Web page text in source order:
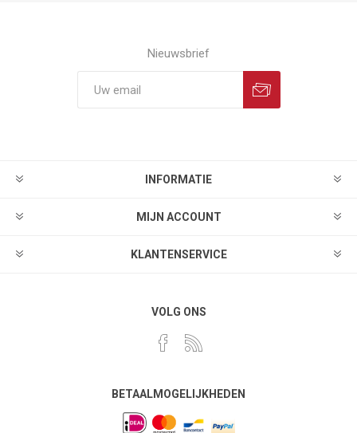
Nieuwsbrief
INFORMATIE
MIJN ACCOUNT
KLANTENSERVICE
VOLG ONS
BETAALMOGELIJKHEDEN